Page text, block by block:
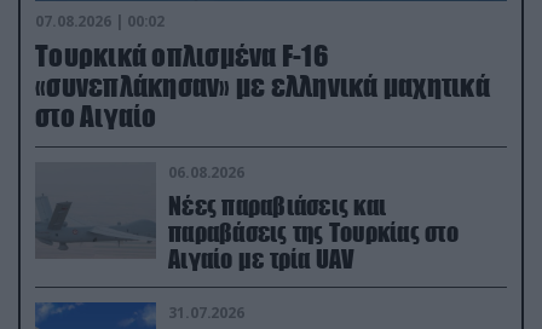
07.08.2026 | 00:02
Τουρκικά οπλισμένα F-16
«συνεπλάκησαν» με ελληνικά μαχητικά
στο Αιγαίο
06.08.2026
Νέες παραβιάσεις και
παραβάσεις της Τουρκίας στο
Αιγαίο με τρία UAV
31.07.2026